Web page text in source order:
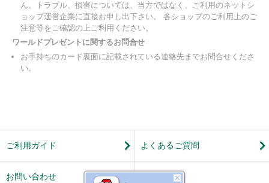
ん。トラブル、損害については、当方ではなく、ご利用のネットシ
ョップ運営企業に直接お申し出下さい。 各ショップのご利用上のご
注意等をご確認の上ご利用ください。
ワールドプレゼントに関するお問合せ
お手持ちのカード裏面に記載されている連絡先までお問合せくださ
い。
ご利用ガイド よくあるご質問
お問い合わせ